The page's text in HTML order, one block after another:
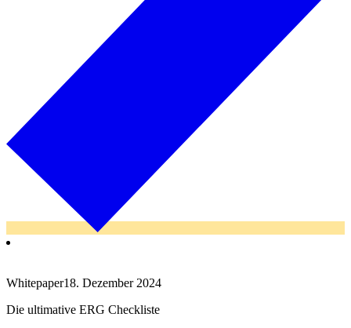
Whitepaper18. Dezember 2024
Die ultimative ERG Checkliste